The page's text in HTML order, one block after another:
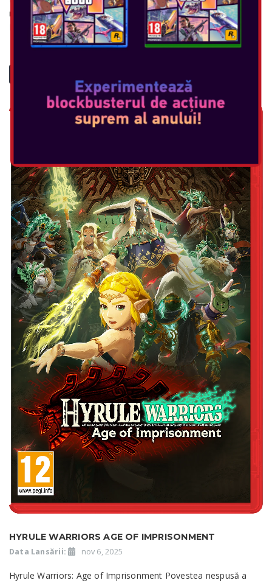
modul TV Performanță de 60 fps la rezoluție 1080p în modul
Handheld Calitate îmbunăt...
HYRULE WARRIORS AGE OF IMPRISONMENT
Data Lansării: nov 6, 2025
Hyrule Warriors: Age of Imprisonment Povestea nespusă a